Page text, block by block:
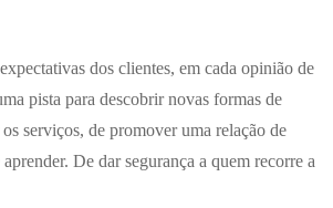
dos clientes, em cada opinião de
pista para descobrir novas formas de
serviços, de promover uma relação de
De dar segurança a quem recorre a